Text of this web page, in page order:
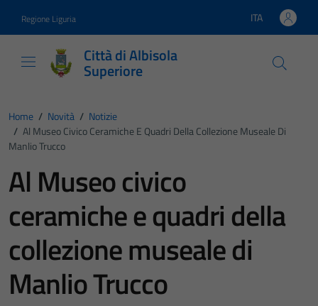
Regione Liguria Lingua attiva:
ITA
Città di Albisola
Superiore
Home / Novità / Notizie
/ Al Museo Civico Ceramiche E Quadri Della Collezione Museale Di
Manlio Trucco
Al Museo civico
ceramiche e quadri della
collezione museale di
Manlio Trucco